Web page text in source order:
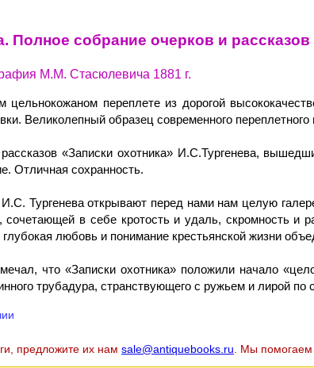
Полное собрание очерков и рассказов
М.М. Стасюлевича 1881 г.
цельнокожаном переплете из дорогой
Великолепный образец современного переплетного
«Записки охотника» И.С.Тургенева,
Отличная сохранность.
Тургенева открывают перед нами нам целую
в себе кротость и удаль, скромность и
любовь и понимание крестьянской жизни
что «Записки охотника» положили начало
трубадура, странствующего с ружьем и лирой по
предложите их нам sale@antiquebooks.ru . Мы помогаем